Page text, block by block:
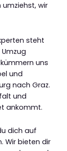
wir
steht
uns
und
nach Graz.
und
ankommt.
dich auf
Wir bieten dir